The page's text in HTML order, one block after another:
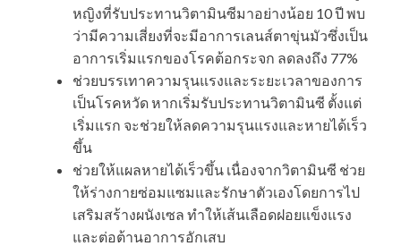
หญิงที่รับประทานวิตามินซีมาอย่างน้อย 10 ปี พบ
ว่ามีความเสี่ยงที่จะมีอาการเลนส์ตาขุ่นมัวซึ่งเป็น
อาการเริ่มแรกของโรคต้อกระจก ลดลงถึง 77%
ช่วยบรรเทาความรุนแรงและระยะเวลาของการ
เป็นโรคหวัด หากเริ่มรับประทานวิตามินซี ตั้งแต่
เริ่มแรก จะช่วยให้ลดความรุนแรงและหายได้เร็ว
ขึ้น
ช่วยให้แผลหายได้เร็วขึ้น เนื่องจากวิตามินซี ช่วย
ให้ร่างกายซ่อมแซมและรักษาตัวเองโดยการไป
เสริมสร้างผนังเซล ทำให้เส้นเลือดฝอยแข็งแรง
และต่อต้านอาการอักเสบ